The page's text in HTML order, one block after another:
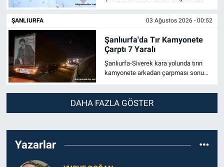
çocuktan iki gündür haber alınamıyor.
ŞANLIURFA 03 Ağustos 2026 - 00:52
Şanlıurfa'da Tır Kamyonete
Çarptı 7 Yaralı
Şanlıurfa-Siverek kara yolunda tırın
kamyonete arkadan çarpması sonucu
hastaneye kaldırıldı.
DAHA FAZLA GÖSTER
Yazarlar